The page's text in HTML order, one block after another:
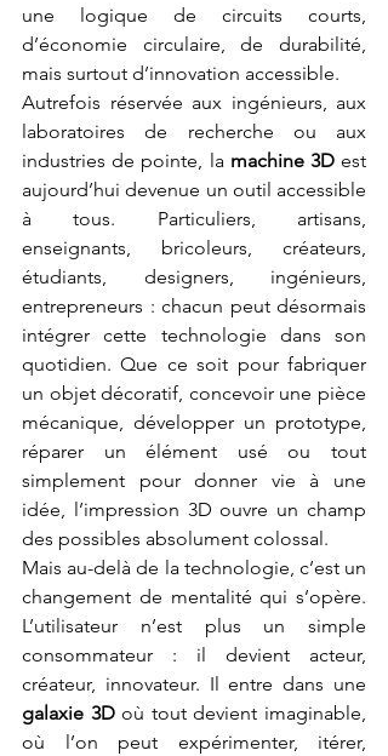
une logique de circuits courts,
d’économie circulaire, de durabilité,
mais surtout d’innovation accessible.
Autrefois réservée aux ingénieurs, aux
laboratoires de recherche ou aux
industries de pointe, la machine 3D est
aujourd’hui devenue un outil accessible
à tous. Particuliers, artisans,
enseignants, bricoleurs, créateurs,
étudiants, designers, ingénieurs,
entrepreneurs : chacun peut désormais
intégrer cette technologie dans son
quotidien. Que ce soit pour fabriquer
un objet décoratif, concevoir une pièce
mécanique, développer un prototype,
réparer un élément usé ou tout
simplement pour donner vie à une
idée, l’impression 3D ouvre un champ
des possibles absolument colossal.
Mais au-delà de la technologie, c’est un
changement de mentalité qui s’opère.
L’utilisateur n’est plus un simple
consommateur : il devient acteur,
galaxie 3D où tout devient imaginable,
où l’on peut expérimenter, itérer,